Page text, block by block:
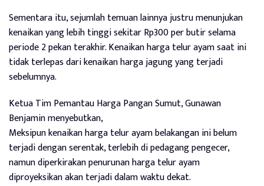
Sementara itu, sejumlah temuan lainnya justru menunjukan
kenaikan yang lebih tinggi sekitar Rp300 per butir selama
periode 2 pekan terakhir. Kenaikan harga telur ayam saat ini
tidak terlepas dari kenaikan harga jagung yang terjadi
sebelumnya.
Ketua Tim Pemantau Harga Pangan Sumut, Gunawan
Benjamin menyebutkan,
Meksipun kenaikan harga telur ayam belakangan ini belum
terjadi dengan serentak, terlebih di pedagang pengecer,
namun diperkirakan penurunan harga telur ayam
diproyeksikan akan terjadi dalam waktu dekat.